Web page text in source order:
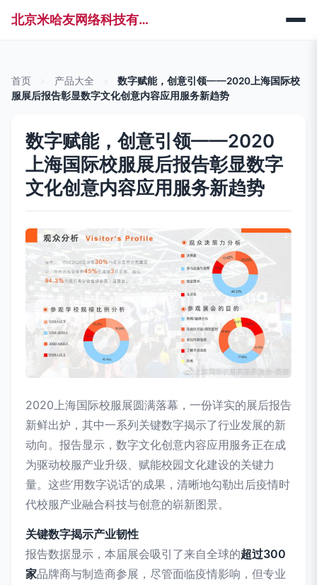
北京米哈友网络科技有限公司
首页 产品大全
数字赋能，创意引领——2020上海国际校
服展后报告彰显数字文化创意内容应用服务新趋势
数字赋能，创意引领——2020
上海国际校服展后报告彰显数字
文化创意内容应用服务新趋势
2020上海国际校服展圆满落幕，一份详实的展后报告
新鲜出炉，其中一系列关键数字揭示了行业发展的新
动向。报告显示，数字文化创意内容应用服务正在成
为驱动校服产业升级、赋能校园文化建设的关键力
量。这些‘用数字说话’的成果，清晰地勾勒出后疫情时
代校服产业融合科技与创意的崭新图景。
关键数字揭示产业韧性
报告数据显示，本届展会吸引了来自全球的超过300
家品牌商与制造商参展，尽管面临疫情影响，但专业